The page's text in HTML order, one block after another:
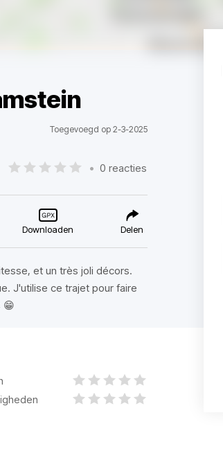
Toegevoegd op 2-3-2025
• 0 reacties
Downloaden Delen
et un très joli décors.
J'utilise ce trajet pour faire
😁